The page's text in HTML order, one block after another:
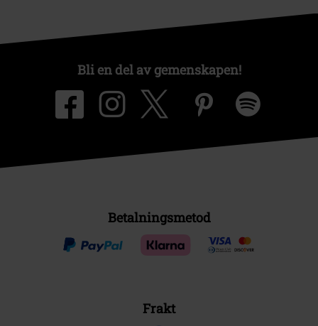
Bli en del av gemenskapen!
Betalningsmetod
Frakt